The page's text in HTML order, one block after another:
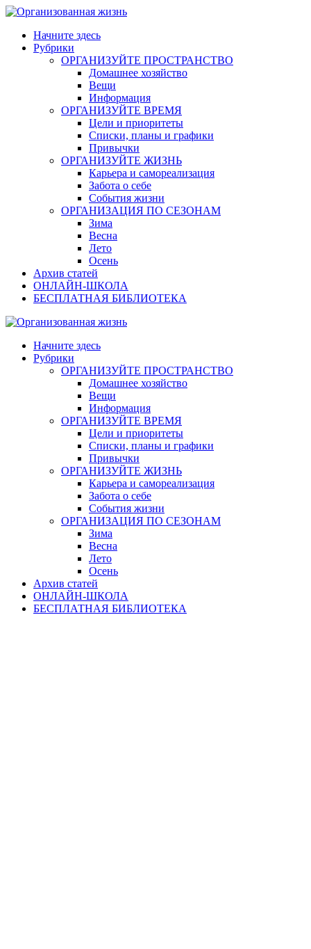
Skip
contentНачните здесь
Рубрики
ОРГАНИЗУЙТЕ ПРОСТРАНСТВО
Домашнее хозяйство
Вещи
Информация
ОРГАНИЗУЙТЕ ВРЕМЯ
Цели и приоритеты
Списки, планы и графики
Привычки
ОРГАНИЗУЙТЕ ЖИЗНЬ
Карьера и самореализация
Забота о себе
События жизни
ОРГАНИЗАЦИЯ ПО СЕЗОНАМ
Зима
Весна
Лето
Осень
Архив статей
ОНЛАЙН-ШКОЛА
БЕСПЛАТНАЯ БИБЛИОТЕКА
Начните здесь
Рубрики
ОРГАНИЗУЙТЕ ПРОСТРАНСТВО
Домашнее хозяйство
Вещи
Информация
ОРГАНИЗУЙТЕ ВРЕМЯ
Цели и приоритеты
Списки, планы и графики
Привычки
ОРГАНИЗУЙТЕ ЖИЗНЬ
Карьера и самореализация
Забота о себе
События жизни
ОРГАНИЗАЦИЯ ПО СЕЗОНАМ
Зима
Весна
Лето
Осень
Архив статей
ОНЛАЙН-ШКОЛА
БЕСПЛАТНАЯ БИБЛИОТЕКА